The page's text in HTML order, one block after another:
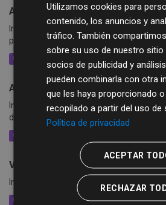
Abastecimiento de distribución
Información sobre el abastecimiento de
provincia de Salamanca
GeoJSON
Abastecimiento de captación
Información sobre el abastecimiento de
de Salamanca
GeoJSON
Vertederos
Información sobre los vertederos de la
GeoJSON CSV XML
Utilizamos cookies para
contenido, los anuncios y
tráfico. También
sobre su uso de nuestro
socios de publicidad y
pueden combinarla con otra
que les haya proporcionado o
recopilado a partir del uso de
Política de privacidad
ACEPTAR
RECHAZAR